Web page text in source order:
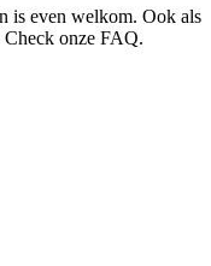
is even welkom. Ook als
Check onze FAQ.